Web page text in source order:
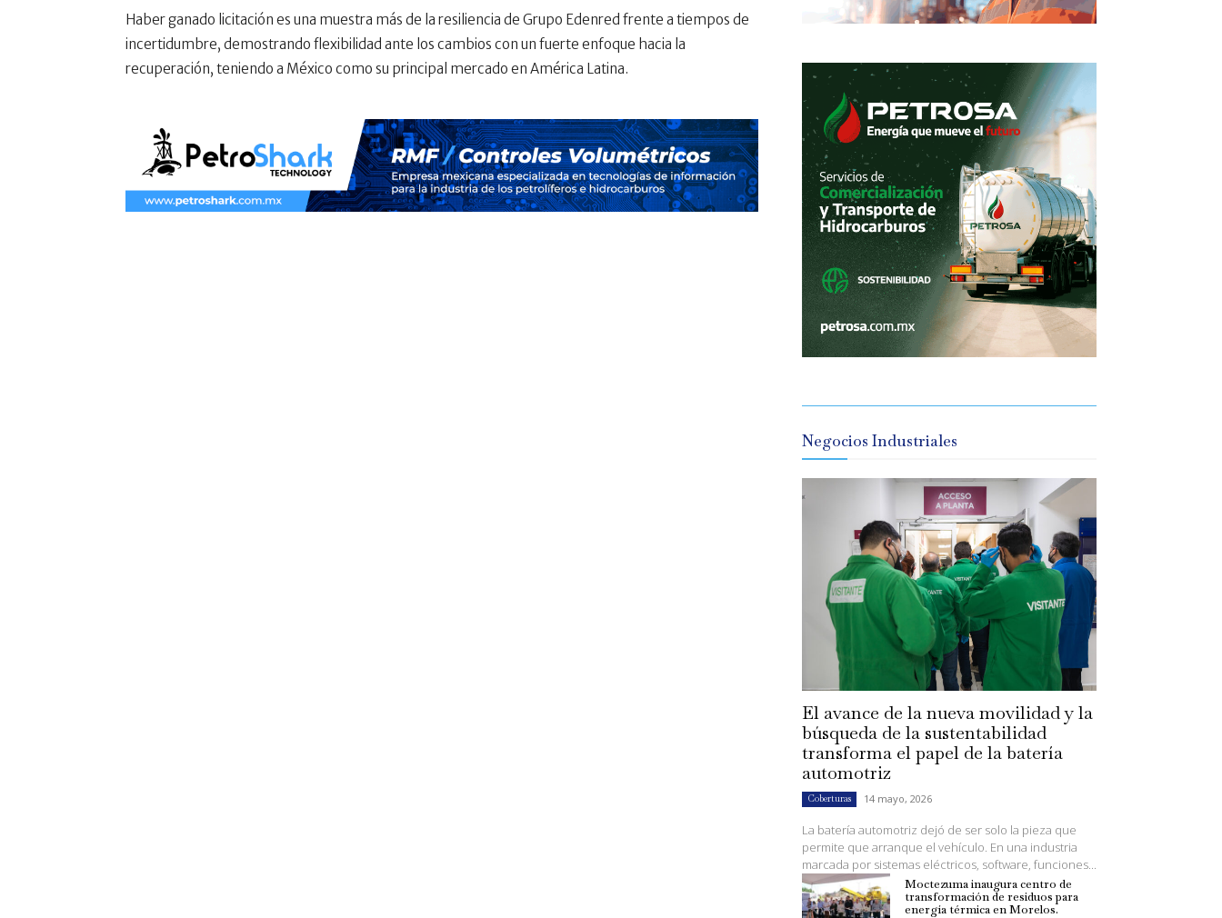
Haber ganado licitación es una muestra más de la resiliencia de Grupo Edenred frente a tiempos de
incertidumbre, demostrando flexibilidad ante los cambios con un fuerte enfoque hacia la
recuperación, teniendo a México como su principal mercado en América Latina.
Negocios Industriales
El avance de la nueva movilidad y la
búsqueda de la sustentabilidad
transforma el papel de la batería
automotriz
Coberturas 14 mayo, 2026
La batería automotriz dejó de ser solo la pieza que
permite que arranque el vehículo. En una industria
marcada por sistemas eléctricos, software, funciones...
Moctezuma inaugura centro de
transformación de residuos para
energía térmica en Morelos.